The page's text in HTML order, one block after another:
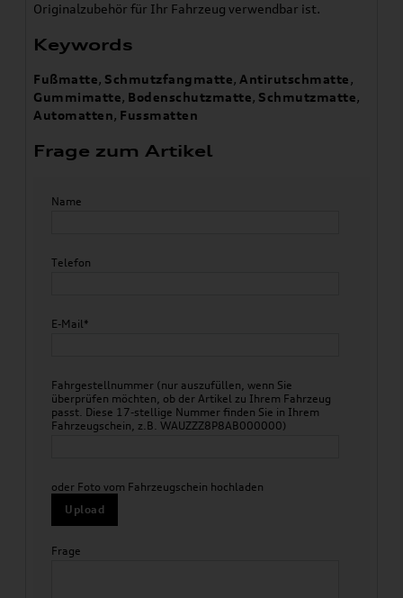
Originalzubehör für Ihr Fahrzeug verwendbar ist.
Keywords
Fußmatte, Schmutzfangmatte, Antirutschmatte,
Gummimatte, Bodenschutzmatte, Schmutzmatte,
Automatten, Fussmatten
Frage zum Artikel
Name
Telefon
E-Mail*
Fahrgestellnummer (nur auszufüllen, wenn Sie
überprüfen möchten, ob der Artikel zu Ihrem Fahrzeug
passt. Diese 17-stellige Nummer finden Sie in Ihrem
Fahrzeugschein, z.B. WAUZZZ8P8AB000000)
oder Foto vom Fahrzeugschein hochladen
Upload
Frage